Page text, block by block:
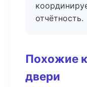
отчётность.
Похожие
двери